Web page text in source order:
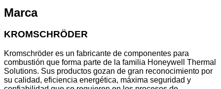
Marca
KROMSCHRÖDER
Kromschröder es un fabricante de componentes para
combustión que forma parte de la familia Honeywell Thermal
Solutions. Sus productos gozan de gran reconocimiento por
su calidad, eficiencia energética, máxima seguridad y